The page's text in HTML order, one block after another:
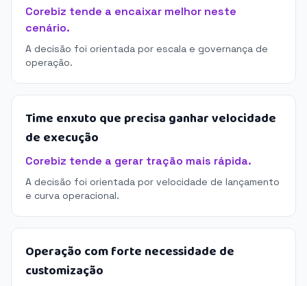
Corebiz tende a encaixar melhor neste
cenário.
A decisão foi orientada por escala e governança de
operação.
Time enxuto que precisa ganhar velocidade
de execução
Corebiz tende a gerar tração mais rápida.
A decisão foi orientada por velocidade de lançamento
e curva operacional.
Operação com forte necessidade de
customização